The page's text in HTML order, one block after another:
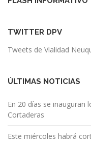
TWITTER DPV
Tweets de Vialidad
ÚLTIMAS NOTICIAS
En 20 días se inauguran
Cortaderas
Este miércoles habrá